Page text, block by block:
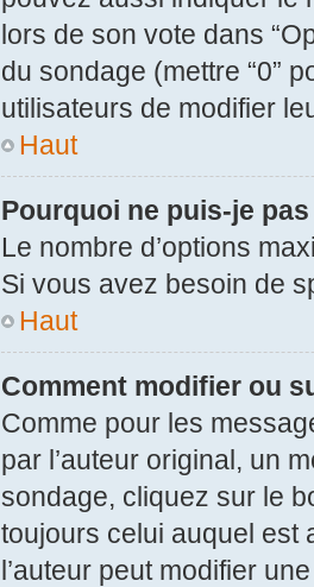
lors de son vote dans
du sondage (mettre “0”
utilisateurs de modifier
Haut
Pourquoi ne puis-je
Le nombre d’options
Si vous avez besoin de
Haut
Comment modifier ou
Comme pour les
par l’auteur original, un
sondage, cliquez sur le
toujours celui auquel est
l’auteur peut modifier